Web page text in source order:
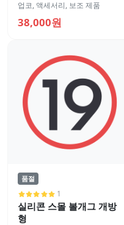
업코,액세서리, 보조 제품
38,000원
품절
1
실리콘 스몰 볼개그 개방
형